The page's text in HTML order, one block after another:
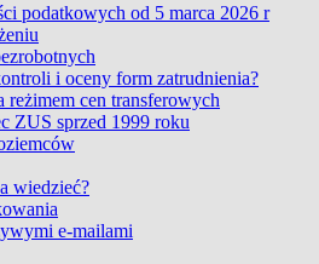
podatkowych od 5 marca 2026 r
i oceny form zatrudnienia?
reżimem cen transferowych
ZUS sprzed 1999 roku
wiedzieć?
e-mailami